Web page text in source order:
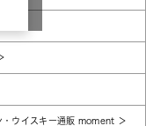
・ウイスキー通販 moment